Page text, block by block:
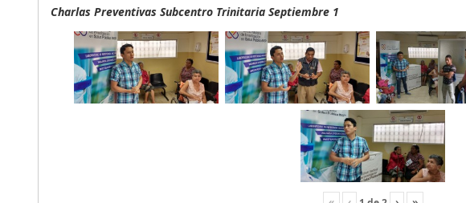
Charlas Preventivas Subcentro Trinitaria Septiembre 1